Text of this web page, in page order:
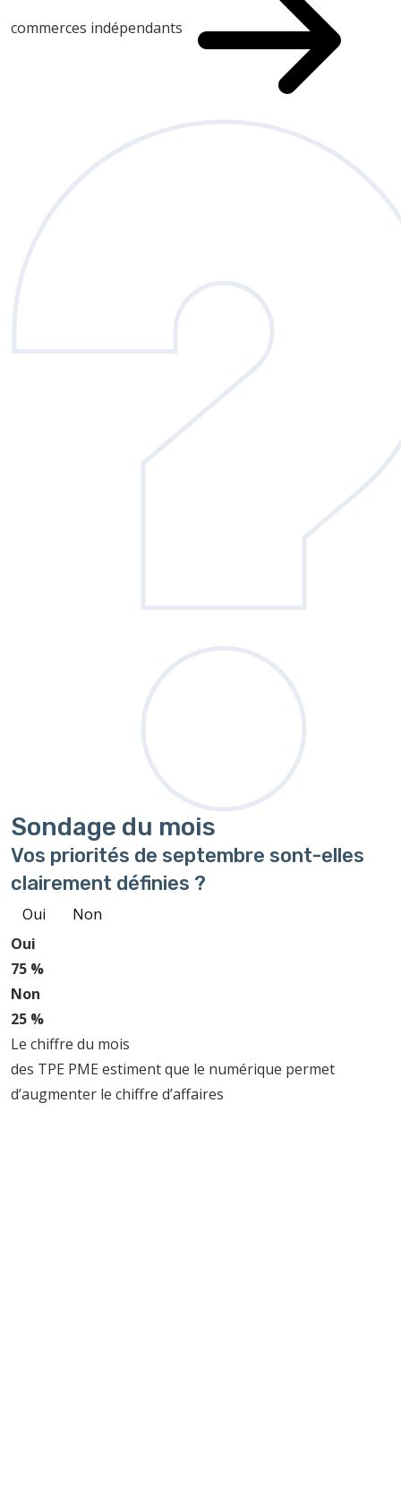
commerces indépendants
Sondage du mois
Vos priorités de septembre sont-elles
clairement définies ?
Oui
Non
Oui
75 %
Non
25 %
Le chiffre du mois
des TPE PME estiment que le numérique permet
d’augmenter le chiffre d’affaires